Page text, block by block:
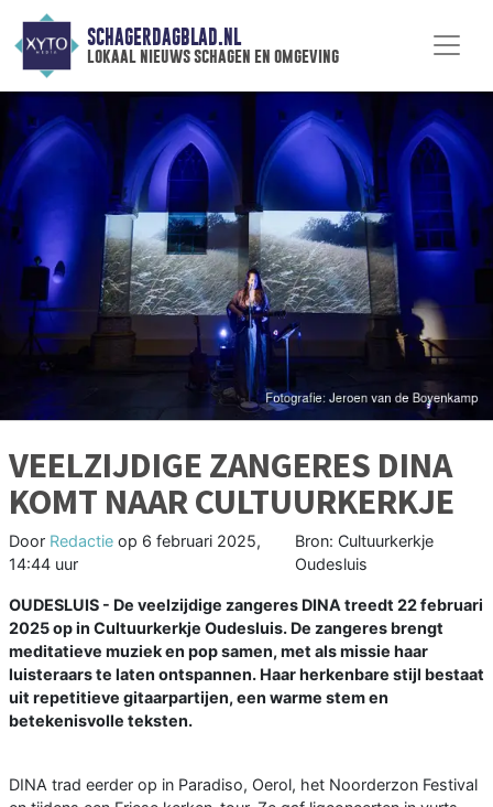
SCHAGERDAGBLAD.NL
lokaal nieuws schagen en omgeving
VEELZIJDIGE ZANGERES DINA
KOMT NAAR CULTUURKERKJE
Door Redactie op 6 februari 2025,
14:44 uur
Bron: Cultuurkerkje
Oudesluis
OUDESLUIS - De veelzijdige zangeres DINA treedt 22 februari
2025 op in Cultuurkerkje Oudesluis. De zangeres brengt
meditatieve muziek en pop samen, met als missie haar
luisteraars te laten ontspannen. Haar herkenbare stijl bestaat
uit repetitieve gitaarpartijen, een warme stem en
betekenisvolle teksten.
DINA trad eerder op in Paradiso, Oerol, het Noorderzon Festival